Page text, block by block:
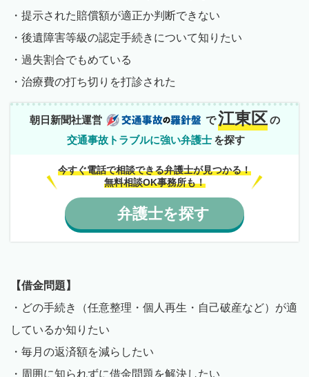
・提示された賠償額が適正か判断できない
・後遺障害等級の認定手続きについて知りたい
・過失割合でもめている
・治療費の打ち切りを打診された
朝日新聞社運営 で 江東区 の
交通事故トラブルに強い弁護士 を探す
今すぐ電話で相談できる弁護士が見つかる！
無料相談OK事務所も！
弁護士を探す
【借金問題】
・どの手続き（任意整理・個人再生・自己破産など）が適
しているか知りたい
・毎月の返済額を減らしたい
・周囲に知られずに借金問題を解決したい